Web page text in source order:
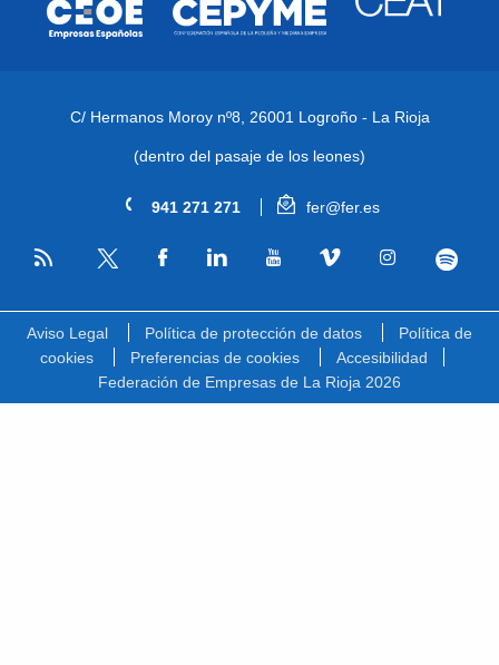
C/ Hermanos Moroy nº8, 26001 Logroño - La Rioja
(dentro del pasaje de los leones)
941 271 271 fer@fer.es
RSS
Aviso Legal Política de protección de datos
Política de
cookies
Preferencias de cookies
Accesibilidad
Federación de Empresas de La Rioja 2026